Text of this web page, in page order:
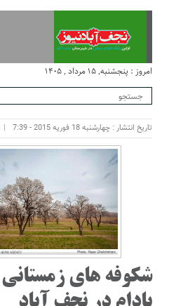
امروز : پنجشنبه, ۱۵ مرداد , ۱۴۰۵
تاریخ انتشار : چهارشنبه 18 فوریه 2015 - 7:39
شکوفه های زمستانی